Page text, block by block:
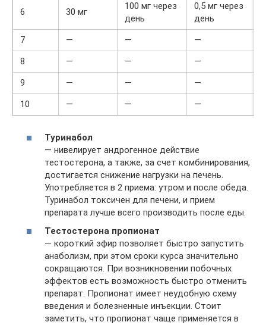
6 30 мг
100 мг через
день
0,5 мг через
день
7 — — —
8
— — —
9
— — —
10
— — —
Туринабол
— нивелирует андрогенное действие
тестостерона, а также, за счет комбинирования,
достигается снижение нагрузки на печень.
Употребляется в 2 приема: утром и после обеда.
Туринабол токсичен для печени, и прием
препарата лучше всего производить после еды.
Тестостерона пропионат
— короткий эфир позволяет быстро запустить
анаболизм, при этом сроки курса значительно
сокращаются. При возникновении побочных
эффектов есть возможность быстро отменить
препарат. Пропионат имеет неудобную схему
введения и болезненные инъекции. Стоит
заметить, что пропионат чаще применяется в